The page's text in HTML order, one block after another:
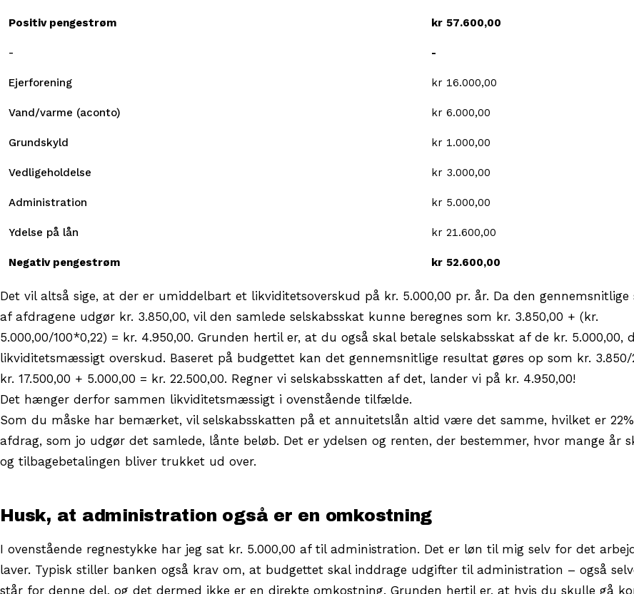
Positiv pengestrøm kr 57.600,00
- -
Ejerforening kr 16.000,00
Vand/varme (aconto) kr 6.000,00
Grundskyld kr 1.000,00
Vedligeholdelse kr 3.000,00
Administration kr 5.000,00
Ydelse på lån kr 21.600,00
Negativ pengestrøm kr 52.600,00
Det vil altså sige, at der er umiddelbart et likviditetsoverskud på kr. 5.000,00 pr. år. Da den gennemsnitlige
af afdragene udgør kr. 3.850,00, vil den samlede selskabsskat kunne beregnes som kr. 3.850,00 + (kr.
5.000,00/100*0,22) = kr. 4.950,00. Grunden hertil er, at du også skal betale selskabsskat af de kr. 5.000,00,
likviditetsmæssigt overskud. Baseret på budgettet kan det gennemsnitlige resultat gøres op som kr. 3.850/
kr. 17.500,00 + 5.000,00 = kr. 22.500,00. Regner vi selskabsskatten af det, lander vi på kr. 4.950,00!
Det hænger derfor sammen likviditetsmæssigt i ovenstående tilfælde.
Som du måske har bemærket, vil selskabsskatten på et annuitetslån altid være det samme, hvilket er
afdrag, som jo udgør det samlede, lånte beløb. Det er ydelsen og renten, der bestemmer, hvor mange år
og tilbagebetalingen bliver trukket ud over.
Husk, at administration også er en omkostning
I ovenstående regnestykke har jeg sat kr. 5.000,00 af til administration. Det er løn til mig selv for det
laver. Typisk stiller banken også krav om, at budgettet skal inddrage udgifter til administration – også
står for denne del, og det dermed ikke er en direkte omkostning. Grunden hertil er, at hvis du skulle gå